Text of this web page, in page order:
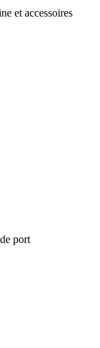
et accessoires
port